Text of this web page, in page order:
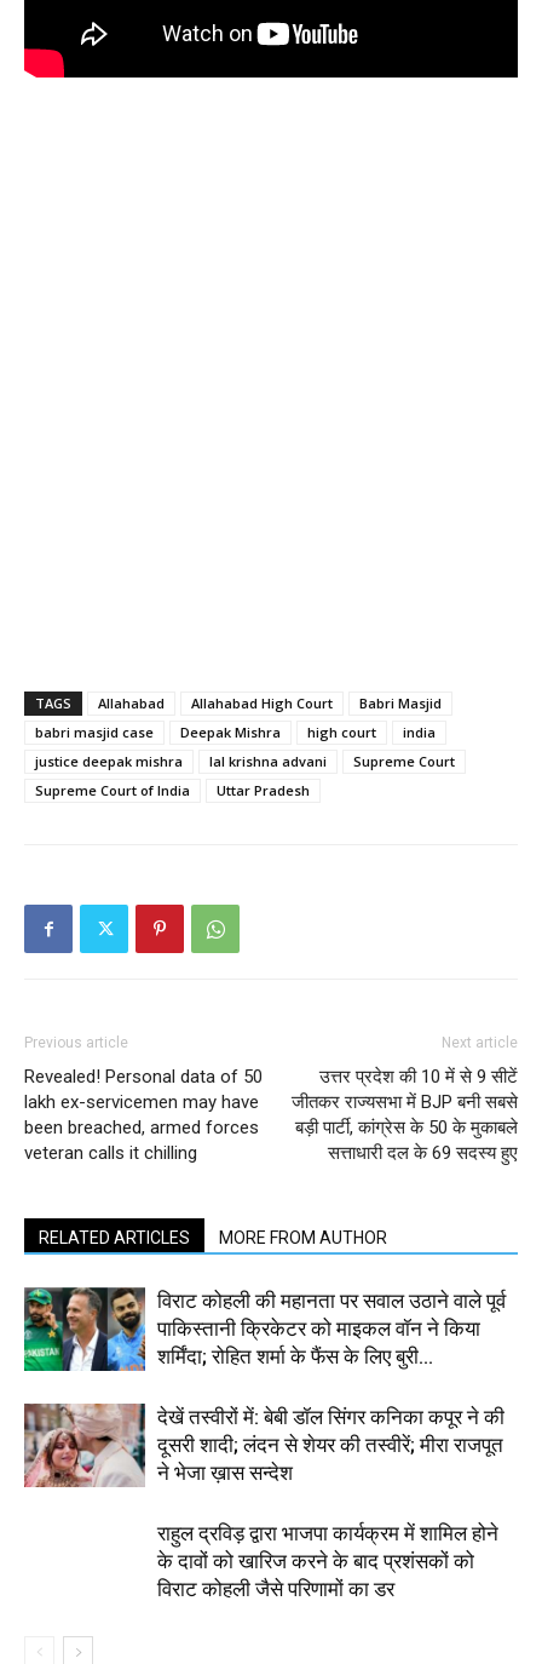
TAGS Allahabad Allahabad High Court
Babri Masjid
babri masjid case
Deepak Mishra high court
india
justice deepak mishra
lal krishna advani
Supreme Court
Supreme Court of India
Uttar Pradesh
Previous article
Revealed! Personal data of 50
lakh ex-servicemen may have
been breached, armed forces
veteran calls it chilling
Next article
उत्तर प्रदेश की 10 में से 9 सीटें
जीतकर राज्यसभा में BJP बनी सबसे
बड़ी पार्टी, कांग्रेस के 50 के मुकाबले
सत्ताधारी दल के 69 सदस्य हुए
RELATED ARTICLES MORE FROM AUTHOR
विराट कोहली की महानता पर सवाल उठाने वाले पूर्व
पाकिस्तानी क्रिकेटर को माइकल वॉन ने किया
शर्मिंदा; रोहित शर्मा के फैंस के लिए बुरी...
देखें तस्वीरों में: बेबी डॉल सिंगर कनिका कपूर ने की
दूसरी शादी; लंदन से शेयर की तस्वीरें; मीरा राजपूत
ने भेजा ख़ास सन्देश
राहुल द्रविड़ द्वारा भाजपा कार्यक्रम में शामिल होने
के दावों को खारिज करने के बाद प्रशंसकों को
विराट कोहली जैसे परिणामों का डर